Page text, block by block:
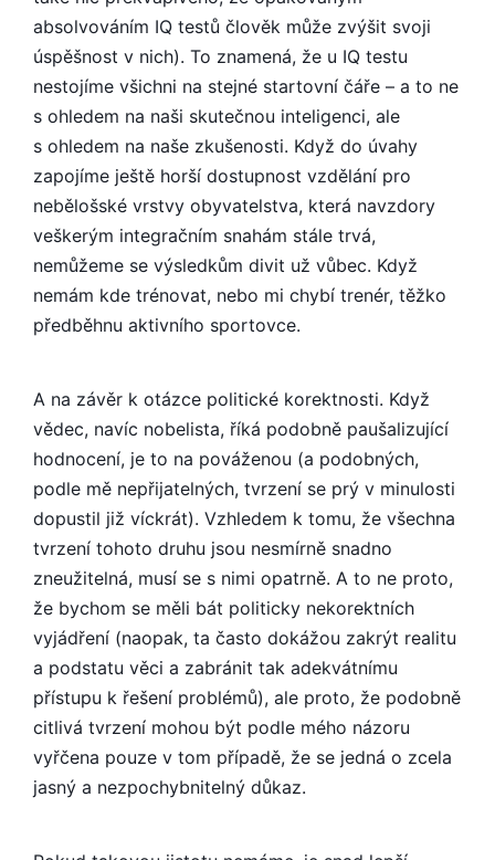
absolvováním IQ testů člověk může zvýšit svoji
úspěšnost v nich). To znamená, že u IQ testu
nestojíme všichni na stejné startovní čáře – a to ne
s ohledem na naši skutečnou inteligenci, ale
s ohledem na naše zkušenosti. Když do úvahy
zapojíme ještě horší dostupnost vzdělání pro
nebělošské vrstvy obyvatelstva, která navzdory
veškerým integračním snahám stále trvá,
nemůžeme se výsledkům divit už vůbec. Když
nemám kde trénovat, nebo mi chybí trenér, těžko
předběhnu aktivního sportovce.
A na závěr k otázce politické korektnosti. Když
vědec, navíc nobelista, říká podobně paušalizující
hodnocení, je to na pováženou (a podobných,
podle mě nepřijatelných, tvrzení se prý v minulosti
dopustil již víckrát). Vzhledem k tomu, že všechna
tvrzení tohoto druhu jsou nesmírně snadno
zneužitelná, musí se s nimi opatrně. A to ne proto,
že bychom se měli bát politicky nekorektních
vyjádření (naopak, ta často dokážou zakrýt realitu
a podstatu věci a zabránit tak adekvátnímu
přístupu k řešení problémů), ale proto, že podobně
citlivá tvrzení mohou být podle mého názoru
vyřčena pouze v tom případě, že se jedná o zcela
jasný a nezpochybnitel­ný důkaz.